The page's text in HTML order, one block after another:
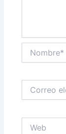
electrónico*